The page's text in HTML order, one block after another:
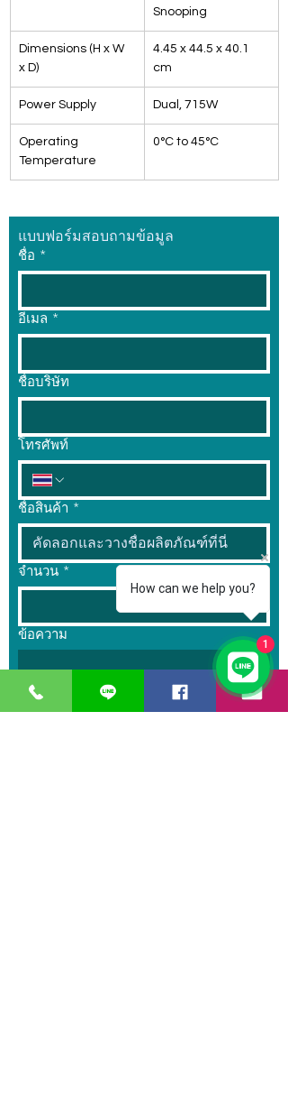
Snooping
Dimensions (H x W
x D)
4.45 x 44.5 x 40.1
cm
Power Supply Dual, 715W
Operating
Temperature
0°C to 45°C
แบบฟอร์มสอบถามข้อมูล
ชื่อ *
อีเมล *
ชื่อบริษัท
โทรศัพท์
ชื่อสินค้า *
จำนวน *
ข้อความ
How can we help you?
1